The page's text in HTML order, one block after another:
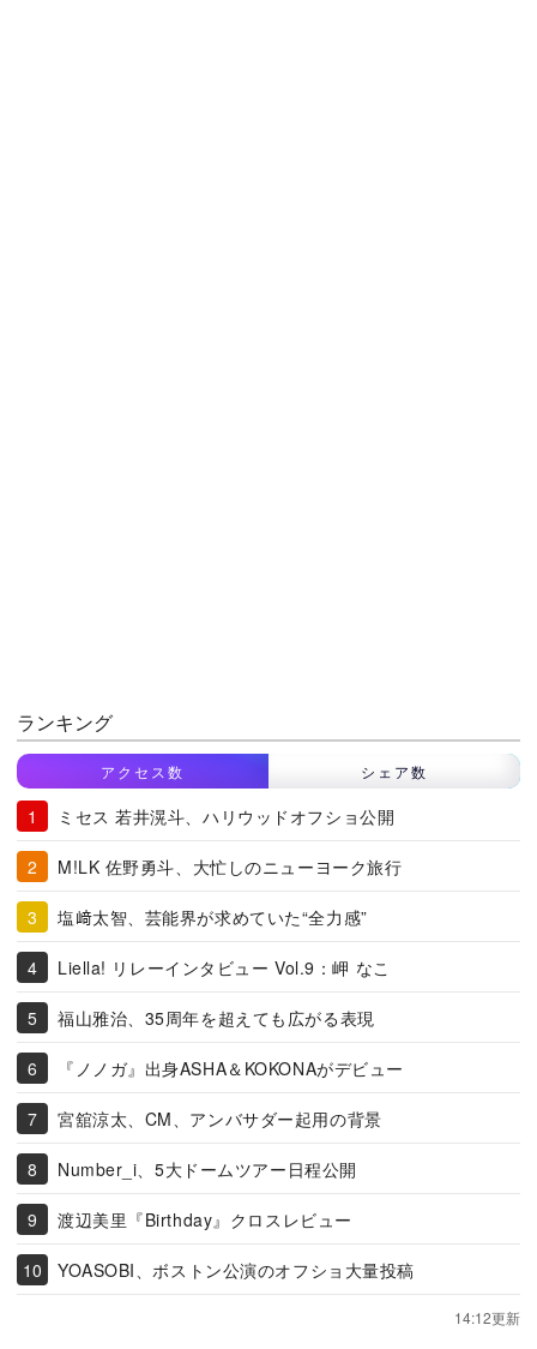
ランキング
アクセス数 シェア数
ミセス 若井滉斗、ハリウッドオフショ公開
M!LK 佐野勇斗、大忙しのニューヨーク旅行
塩﨑太智、芸能界が求めていた“全力感”
Liella! リレーインタビュー Vol.9：岬 なこ
福山雅治、35周年を超えても広がる表現
『ノノガ』出身ASHA＆KOKONAがデビュー
宮舘涼太、CM、アンバサダー起用の背景
Number_i、5大ドームツアー日程公開
渡辺美里『Birthday』クロスレビュー
YOASOBI、ボストン公演のオフショ大量投稿
14:12更新